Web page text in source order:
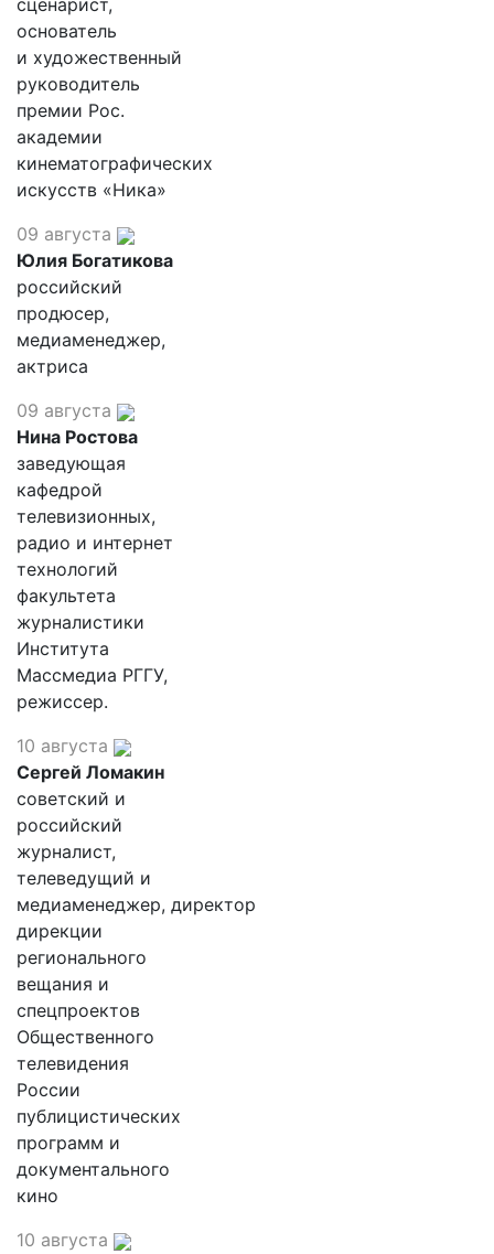
сценарист,
основатель
и художественный
руководитель
премии Рос.
академии
кинематографических
искусств «Ника»
09 августа
Юлия Богатикова
российский
продюсер,
медиаменеджер,
актриса
09 августа
Нина Ростова
заведующая
кафедрой
телевизионных,
радио и интернет
технологий
факультета
журналистики
Института
Массмедиа РГГУ,
режиссер.
10 августа
Сергей Ломакин
советский и
российский
журналист,
телеведущий и
медиаменеджер, директор
дирекции
регионального
вещания и
спецпроектов
Общественного
телевидения
России
публицистических
программ и
документального
кино
10 августа